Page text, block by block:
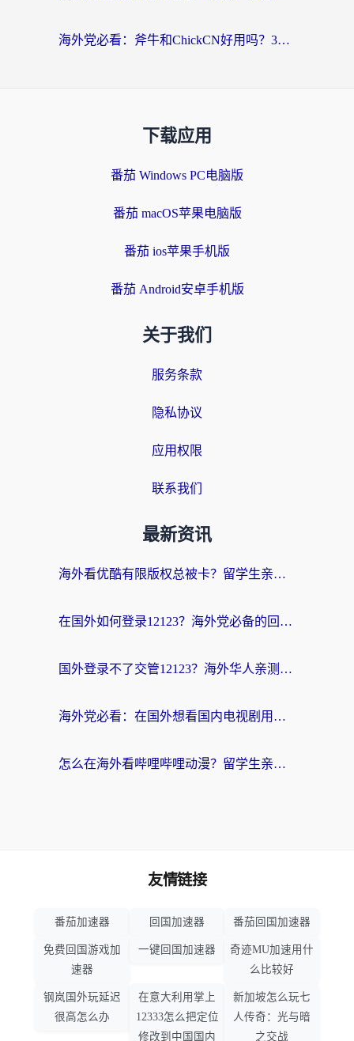
海外党必看：斧牛和ChickCN好用吗？3款热门加速器实测+番茄加速器深度体验
下载应用
番茄 Windows PC电脑版
番茄 macOS苹果电脑版
番茄 ios苹果手机版
番茄 Android安卓手机版
关于我们
服务条款
隐私协议
应用权限
联系我们
最新资讯
海外看优酷有限版权总被卡？留学生亲测有效的回国加速器选择指南
在国外如何登录12123？海外党必备的回国加速实用指南
国外登录不了交管12123？海外华人亲测有效的回国加速器选择指南
海外党必看：在国外想看国内电视剧用什么软件？3步解决地域限制
怎么在海外看哔哩哔哩动漫？留学生亲测有效的回国加速方案
友情链接
番茄加速器 回国加速器 番茄回国加速器
免费回国游戏加
速器
一键回国加速器
奇迹MU加速用什
么比较好
钢岚国外玩延迟
很高怎么办
在意大利用掌上
12333怎么把定位
修改到中国国内
新加坡怎么玩七
人传奇：光与暗
之交战